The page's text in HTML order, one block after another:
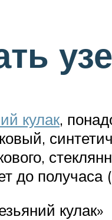
кулак,
до получаса
кулак»